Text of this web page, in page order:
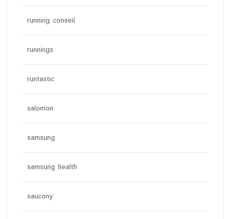
running conseil
runnings
runtastic
salomon
samsung
samsung health
saucony